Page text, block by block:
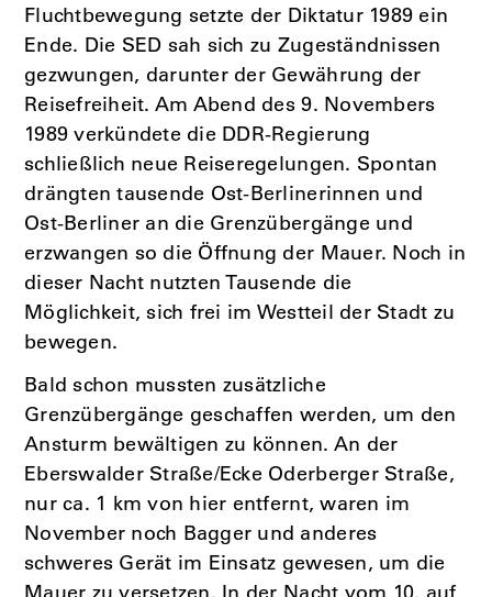
Fluchtbewegung setzte der Diktatur 1989 ein
Ende. Die SED sah sich zu Zugeständnissen
gezwungen, darunter der Gewährung der
Reisefreiheit. Am Abend des 9. Novembers
1989 verkündete die DDR-Regierung
schließlich neue Reiseregelungen. Spontan
drängten tausende Ost-Berlinerinnen und
Ost-Berliner an die Grenzübergänge und
erzwangen so die Öffnung der Mauer. Noch in
dieser Nacht nutzten Tausende die
Möglichkeit, sich frei im Westteil der Stadt zu
bewegen.
Bald schon mussten zusätzliche
Grenzübergänge geschaffen werden, um den
Ansturm bewältigen zu können. An der
Eberswalder Straße/Ecke Oderberger Straße,
nur ca. 1 km von hier entfernt, waren im
November noch Bagger und anderes
schweres Gerät im Einsatz gewesen, um die